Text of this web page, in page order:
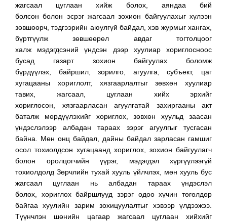
жагсаал цуглаан хийж болох, аяндаа бий
болсон болон эсрэг жагсаал зохион байгуулахыг хүлээн
зөвшөөрч, тэдгээрийн аюулгүй байдал, хэв журмыг хангах,
бүртгүүлж зөвшөөрөл авдаг тогтолцоог
халж мэдэгдсэний үндсэн дээр хуулиар хориглосноос
бусад газарт зохион байгуулах боломж
бүрдүүлэх, байршил, зорилго, агуулга, субъект, цаг
хугацааны хориглолт, хязгаарлалтыг зөвхөн хуулиар
тавих, жагсаал, цуглаан хийх эрхийг
хориглосон, хязгаарласан агуулгатай захиргааны акт
баталж мөрдүүлэхийг хориглох, зөвхөн хуульд заасан
үндэслэлээр албадан тараах зэрэг агуулгыг тусгасан
байна. Мөн онц байдал, дайны байдал зарласан гамшиг
осол тохиолдсон хугацаанд хориглох, зохион байгуулагч
болон оролцогчийн үүрэг, мэдэгдэл хүргүүлээгүй
тохиолдолд Зөрчлийн тухай хууль үйлчлэх, мөн хууль бус
жагсаал цуглаан нь албадан тараах үндэслэл
болох, хориглох байршлууд зэрэг одоо хүчин төгөлдөр
байгаа хуулийн зарим зохицуулалтыг хэвээр үлдээжээ.
Түүнчлэн шөнийн цагаар жагсаал цуглаан хийхийг